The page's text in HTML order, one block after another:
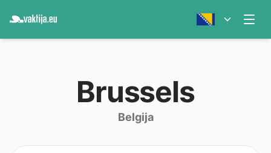
Brussels
Belgija